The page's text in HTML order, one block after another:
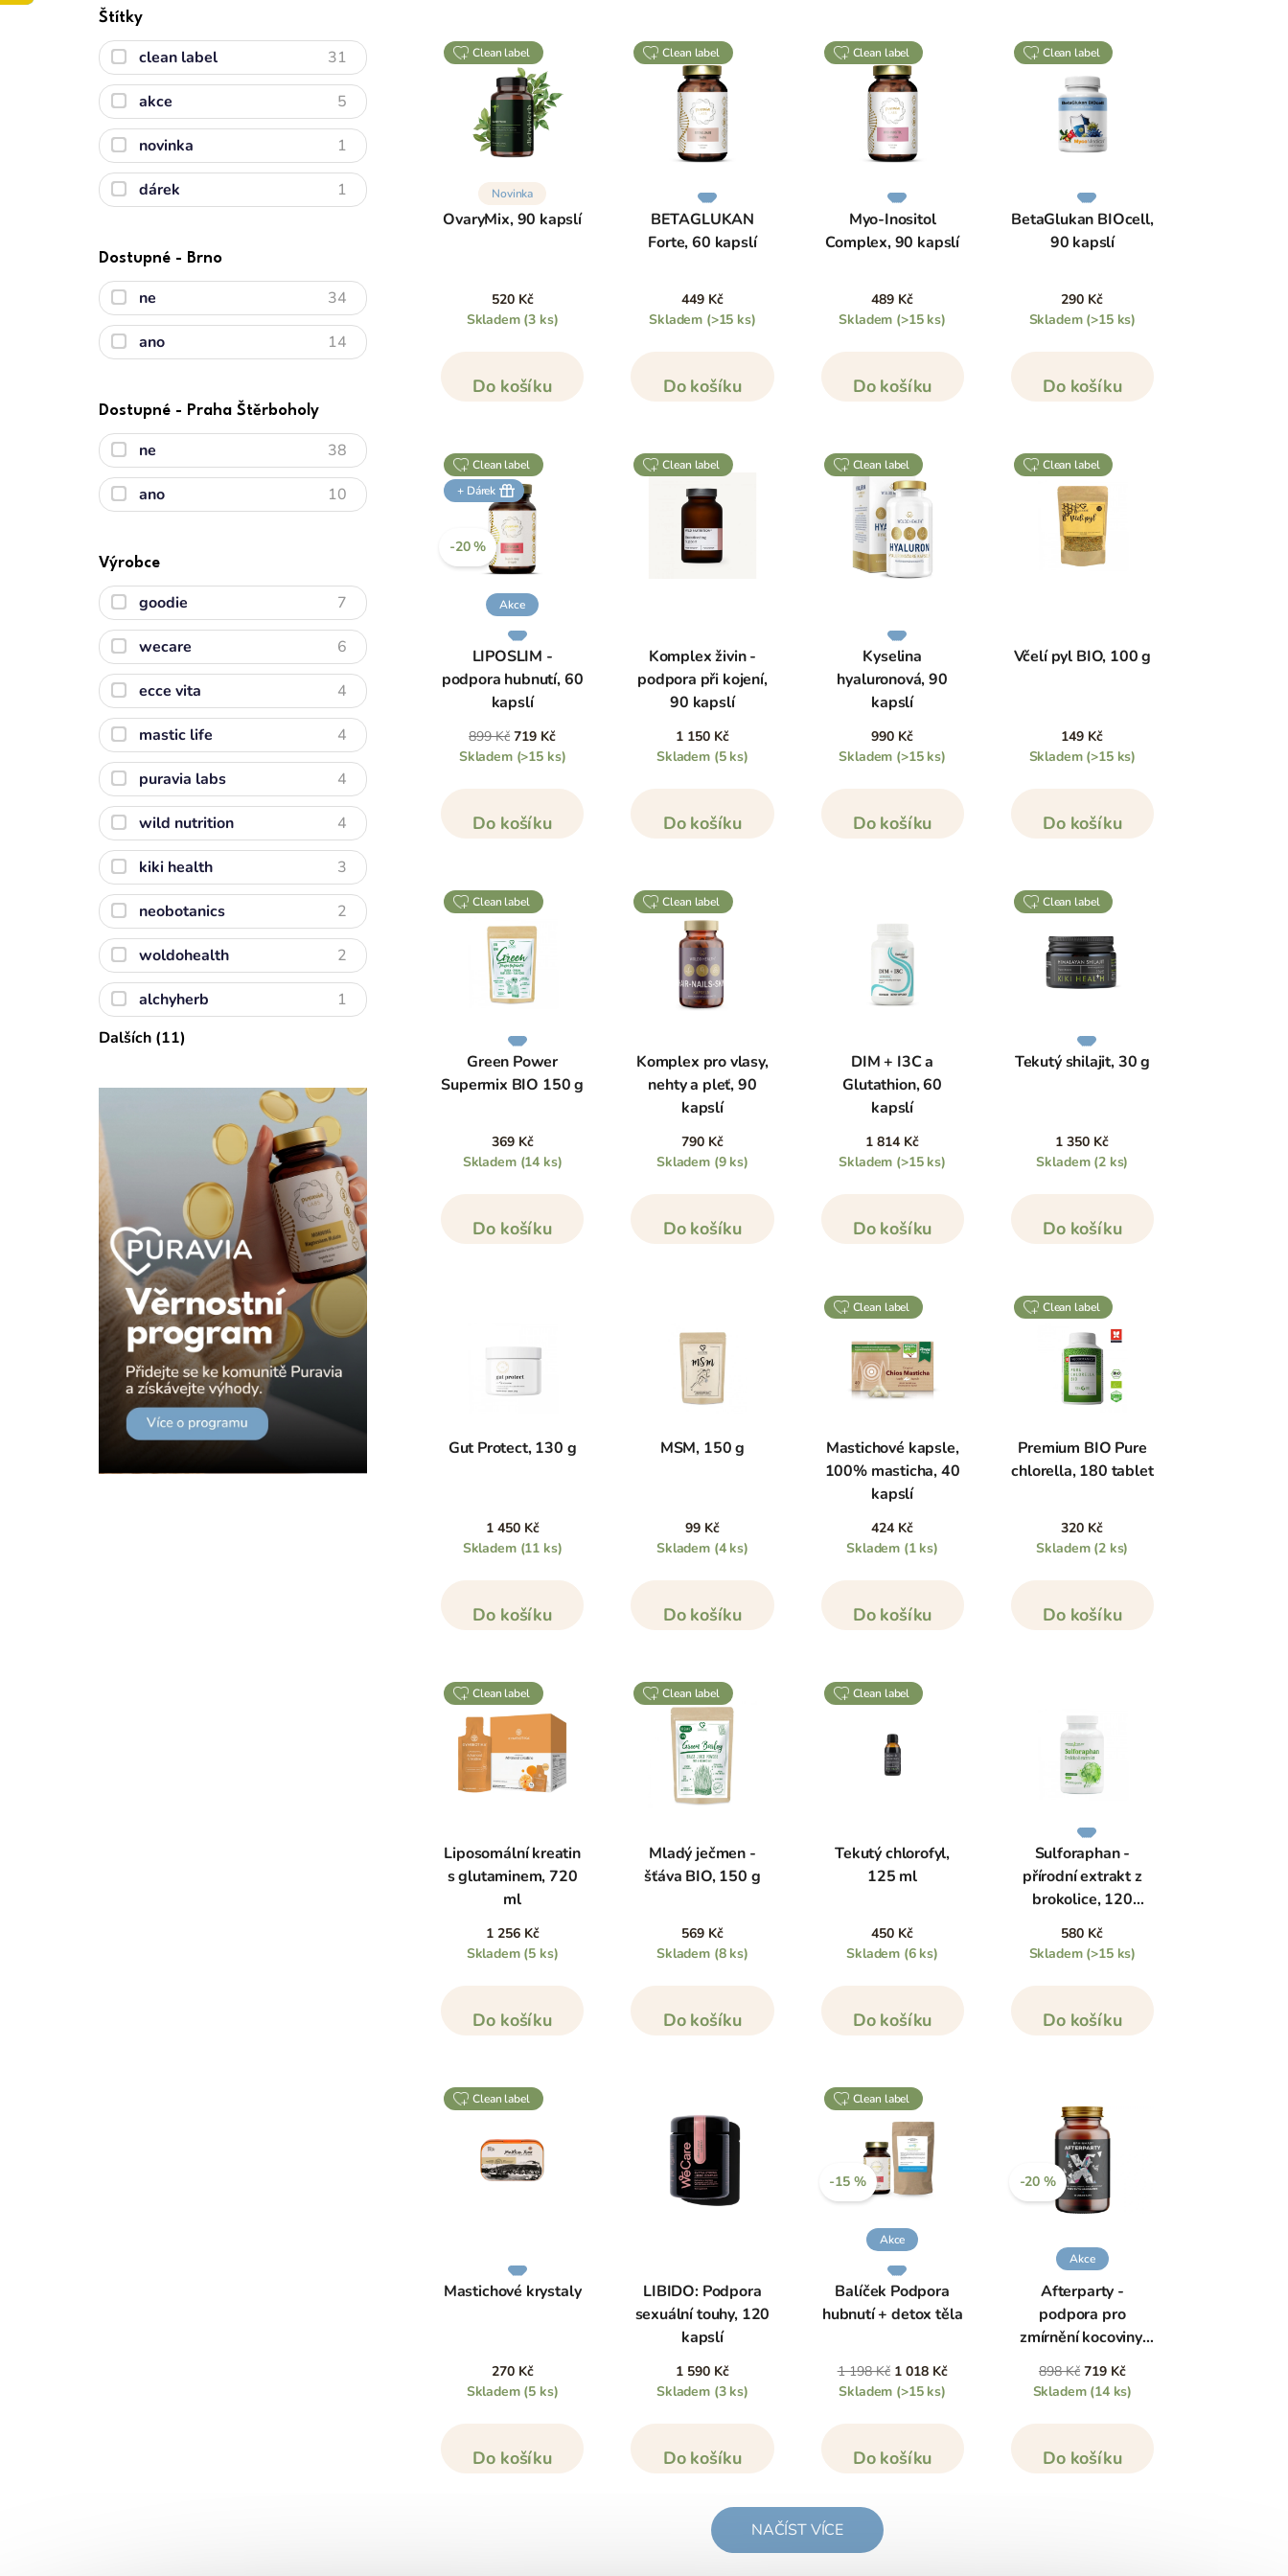
Štítky
clean label 31
akce 5
novinka 1
dárek 1
Dostupné - Brno
ne 34
ano 14
Dostupné - Praha Štěrboholy
ne 38
ano 10
Výrobce
goodie 7
wecare 6
ecce vita 4
mastic life 4
puravia labs 4
wild nutrition 4
kiki health 3
neobotanics 2
woldohealth 2
alchyherb
1
Dalších (11)
clean label
Novinka
OvaryMix, 90 kapslí
520 Kč
Skladem (3 ks)
Do košíku
clean label
BETAGLUKAN
Forte, 60 kapslí
449 Kč
Skladem (>15 ks)
Do košíku
clean label
Myo-Inositol
Complex, 90 kapslí
489 Kč
Skladem (>15 ks)
Do košíku
clean label
BetaGlukan BIOcell,
90 kapslí
290 Kč
Skladem (>15 ks)
Do košíku
clean label
+ Dárek
-20 %
Akce
LIPOSLIM -
podpora hubnutí, 60
kapslí
899 Kč 719 Kč
Skladem (>15 ks)
Do košíku
clean label
Komplex živin -
podpora při kojení,
90 kapslí
1 150 Kč
Skladem (5 ks)
Do košíku
clean label
Kyselina
hyaluronová, 90
kapslí
990 Kč
Skladem (>15 ks)
Do košíku
clean label
Včelí pyl BIO, 100 g
149 Kč
Skladem (>15 ks)
Do košíku
clean label
Green Power
Supermix BIO 150 g
369 Kč
Skladem (14 ks)
Do košíku
clean label
Komplex pro vlasy,
nehty a pleť, 90
kapslí
790 Kč
Skladem (9 ks)
Do košíku
DIM + I3C a
Glutathion, 60
kapslí
1 814 Kč
Skladem (>15 ks)
Do košíku
clean label
Tekutý shilajit, 30 g
1 350 Kč
Skladem (2 ks)
Do košíku
Gut Protect, 130 g
1 450 Kč
Skladem (11 ks)
Do košíku
MSM, 150 g
99 Kč
Skladem (4 ks)
Do košíku
clean label
Mastichové kapsle,
100% masticha, 40
kapslí
424 Kč
Skladem (1 ks)
Do košíku
clean label
Premium BIO Pure
chlorella, 180 tablet
320 Kč
Skladem (2 ks)
Do košíku
clean label
Liposomální kreatin
s glutaminem, 720
ml
1 256 Kč
Skladem (5 ks)
Do košíku
clean label
Mladý ječmen -
šťáva BIO, 150 g
569 Kč
Skladem (8 ks)
Do košíku
clean label
Tekutý chlorofyl,
125 ml
450 Kč
Skladem (6 ks)
Do košíku
Sulforaphan -
přírodní extrakt z
brokolice, 120
kapslí
580 Kč
Skladem (>15 ks)
Do košíku
clean label
Mastichové krystaly
270 Kč
Skladem (5 ks)
Do košíku
LIBIDO: Podpora
sexuální touhy, 120
kapslí
1 590 Kč
Skladem (3 ks)
Do košíku
clean label
-15 %
Akce
Balíček Podpora
hubnutí + detox těla
1 198 Kč 1 018 Kč
Skladem (>15 ks)
Do košíku
-20 %
Akce
Afterparty -
podpora pro
zmírnění kocoviny,
80 kapslí
898 Kč 719 Kč
Skladem (14 ks)
Do košíku
NAČÍST VÍCE